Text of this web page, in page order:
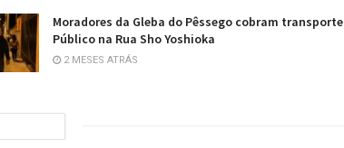
Moradores da Gleba do Pêssego cobram transporte
Público na Rua Sho Yoshioka
2 MESES ATRÁS